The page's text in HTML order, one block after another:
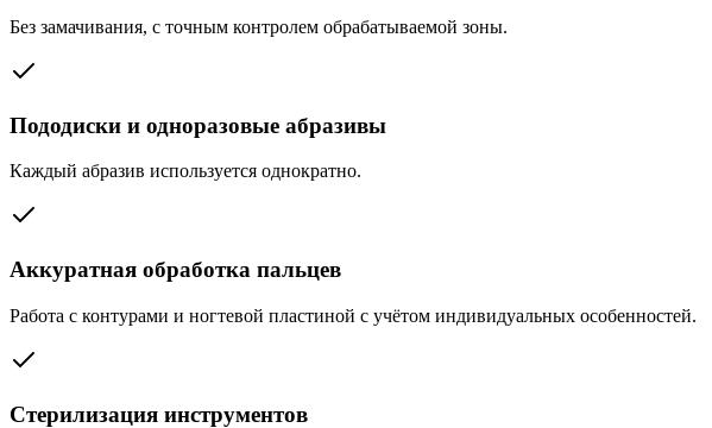
Без замачивания, с точным контролем обрабатываемой зоны.
Пододиски и одноразовые абразивы
Каждый абразив используется однократно.
Аккуратная обработка пальцев
Работа с контурами и ногтевой пластиной с учётом индивидуальных особенностей.
Стерилизация инструментов